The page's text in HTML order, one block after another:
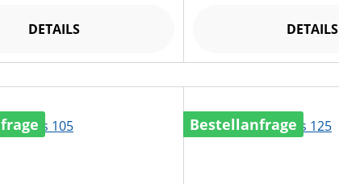
DETAILS DETAILS
Bestellanfrage